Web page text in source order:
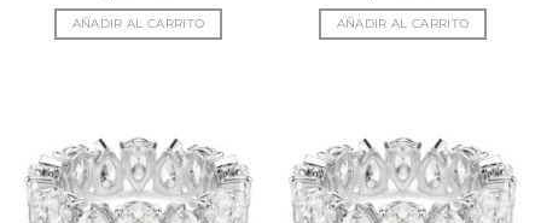
AÑADIR AL CARRITO AÑADIR AL CARRITO